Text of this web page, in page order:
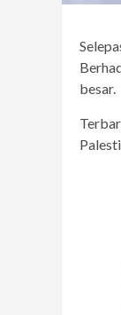
besar.